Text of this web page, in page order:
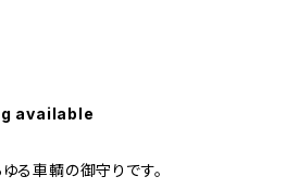
available
る車輌の御守りです。